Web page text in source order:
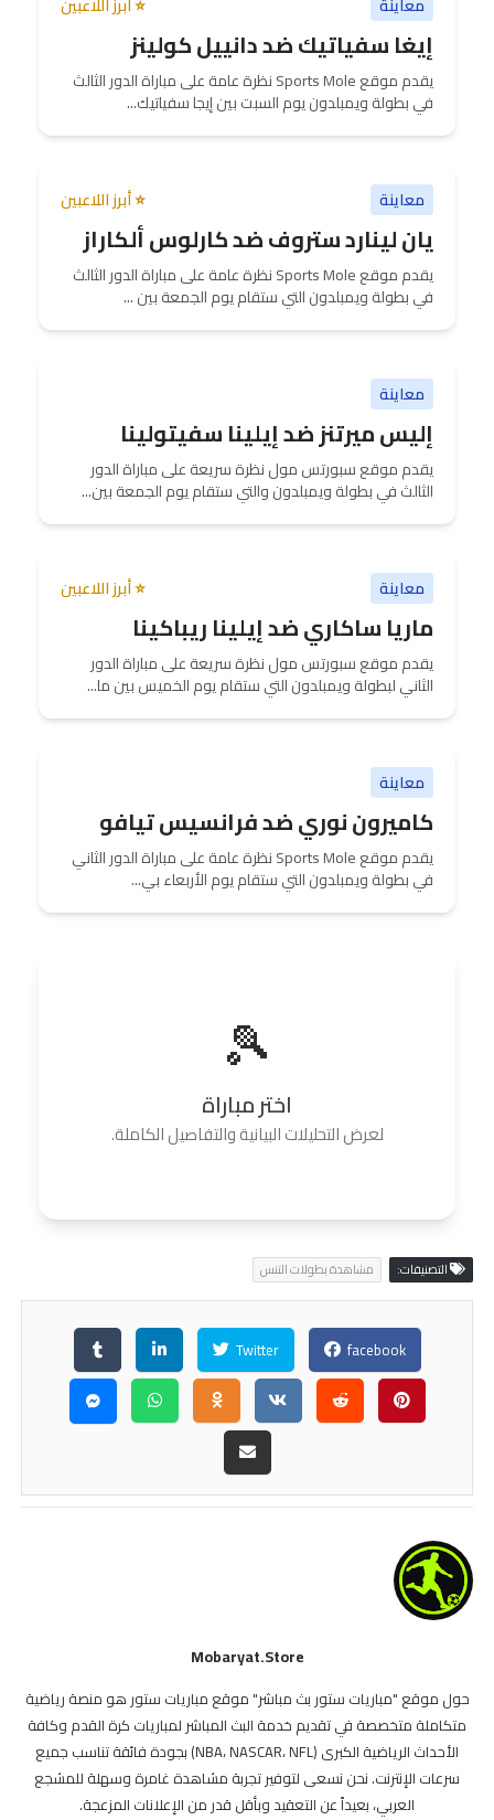
إيغا سفياتيك ضد دانييل كولينز
يقدم موقع Sports Mole نظرة عامة على مباراة الدور الثالث
في بطولة ويمبلدون يوم السبت بين إيجا سفياتيك...
معاينة ⭐ أبرز اللاعبين
يان لينارد ستروف ضد كارلوس ألكاراز
يقدم موقع Sports Mole نظرة عامة على مباراة الدور الثالث
في بطولة ويمبلدون التي ستقام يوم الجمعة بين ...
معاينة
إليس ميرتنز ضد إيلينا سفيتولينا
يقدم موقع سبورتس مول نظرة سريعة على مباراة الدور
الثالث في بطولة ويمبلدون والتي ستقام يوم الجمعة بين...
معاينة ⭐ أبرز اللاعبين
ماريا ساكاري ضد إيلينا ريباكينا
يقدم موقع سبورتس مول نظرة سريعة على مباراة الدور
الثاني لبطولة ويمبلدون التي ستقام يوم الخميس بين ما...
معاينة
كاميرون نوري ضد فرانسيس تيافو
يقدم موقع Sports Mole نظرة عامة على مباراة الدور الثاني
في بطولة ويمبلدون التي ستقام يوم الأربعاء بي...
🎾
اختر مباراة
لعرض التحليلات البيانية والتفاصيل الكاملة.
التصنيفات: مشاهدة بطولات التنس
facebook
Twitter
Mobaryat.store
حول موقع "مباريات ستور بث مباشر" موقع مباريات ستور هو منصة رياضية
متكاملة متخصصة في تقديم خدمة البث المباشر لمباريات كرة القدم وكافة
الأحداث الرياضية الكبرى (NBA، NASCAR، NFL) بجودة فائقة تناسب جميع
سرعات الإنترنت. نحن نسعى لتوفير تجربة مشاهدة غامرة وسهلة للمشجع
العربي، بعيداً عن التعقيد وبأقل قدر من الإعلانات المزعجة.